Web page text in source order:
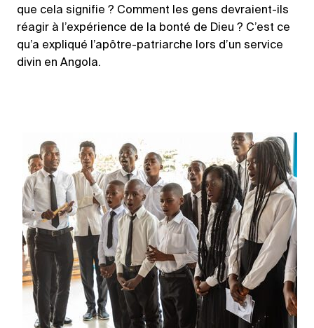
que cela signifie ? Comment les gens devraient-ils
réagir à l’expérience de la bonté de Dieu ? C’est ce
qu’a expliqué l’apôtre-patriarche lors d’un service
divin en Angola.